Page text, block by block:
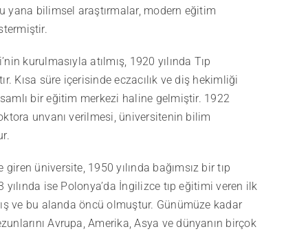
yana bilimsel araştırmalar, modern eğitim
kurulmasıyla atılmış, 1920 yılında Tıp
Kısa süre içerisinde eczacılık ve diş hekimliği
bir eğitim merkezi haline gelmiştir. 1922
unvanı verilmesi, üniversitenin bilim
üniversite, 1950 yılında bağımsız bir tıp
ise Polonya’da İngilizce tıp eğitimi veren ilk
ve bu alanda öncü olmuştur. Günümüze kadar
Avrupa, Amerika, Asya ve dünyanın birçok